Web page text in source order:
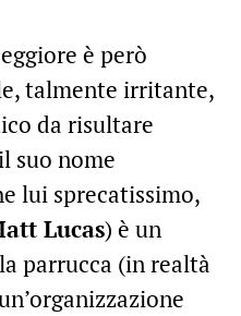
è però
talmente irritante,
da risultare
suo nome
lui sprecatissimo,
Lucas) è un
parrucca (in realtà